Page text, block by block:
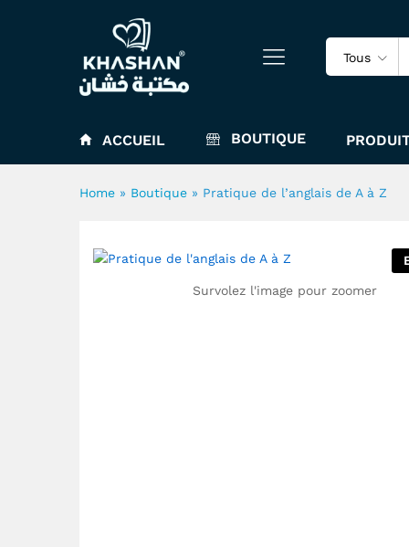
Tous
ACCUEIL BOUTIQUE
Home » Boutique » Pratique de l’anglais de A à Z
Survolez l'image pour zoomer
Pratique de l'anglais de A à Z